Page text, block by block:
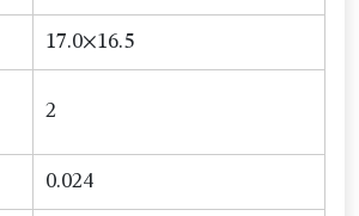
17.0×16.5
2
0.024